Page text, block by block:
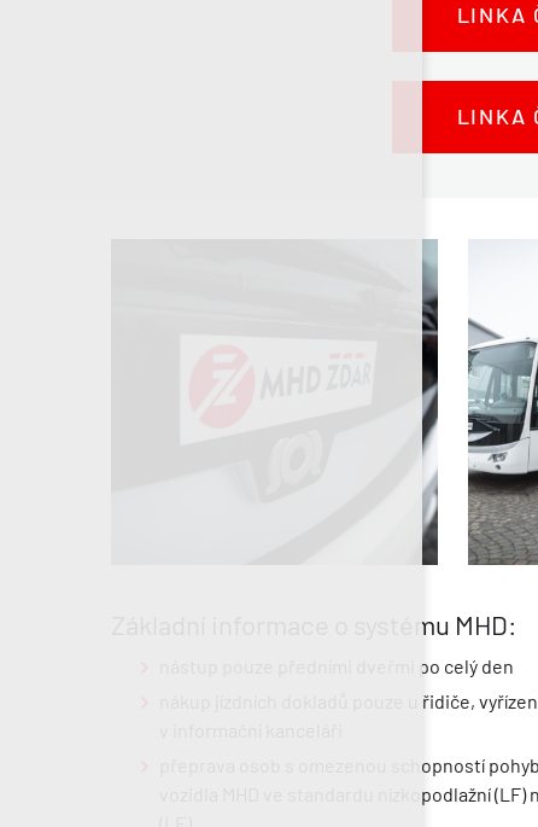
LINKA
LINKA
Základní informace o systému MHD:
nástup pouze předními dveřmi po celý den
nákup jízdních dokladů pouze u řidiče,
přeprava osob s omezenou schopností
vozidla MHD ve standardu nízkopodlažní